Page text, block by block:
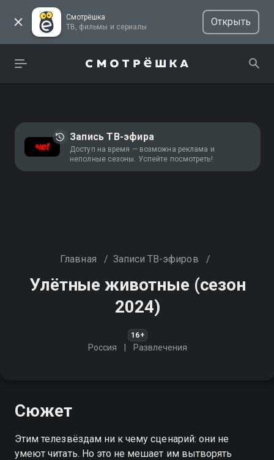
Смотрёшка
ТВ, фильмы и сериалы
Открыть
Запись ТВ-эфира
Доступ на время — возможна реклама и
неполные сезоны. Успейте посмотреть!
Главная / Записи ТВ-эфиров /
Улётные животные (сезон
2024)
16+
Россия Развлечения
Сюжет
Этим телезвёздам ни к чему сценарий: они не
умеют читать. Но это не мешает им вытворять